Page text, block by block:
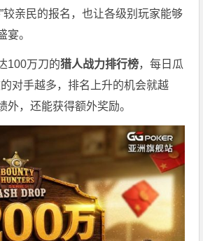
”较亲民的报名，也让各级别玩家能够
宴。
100万刀的猎人战力排行榜，每日瓜
对手越多，排名上升的机会就越
外，还能获得额外奖励。